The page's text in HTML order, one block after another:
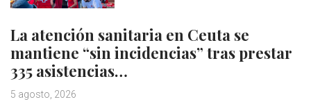
La atención sanitaria en Ceuta se
mantiene “sin incidencias” tras prestar
335 asistencias…
5 agosto, 2026